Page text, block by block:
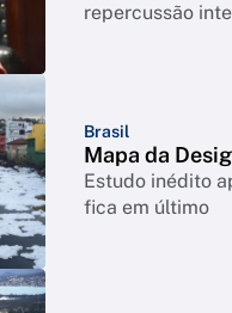
repercussão
Brasil
Mapa da
Estudo inédito
fica em último